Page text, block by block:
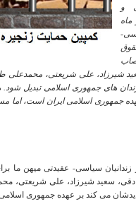
و
شیرزاد، علی شریعتی،
های جمهوری اسلامی تبدیل
جمهوری اسلامی ایران است، اما
سیاسی- عقیدتی میهن ما
سعید شیرزاد، علی شریعتی،
می کند بر عهده جمهوری